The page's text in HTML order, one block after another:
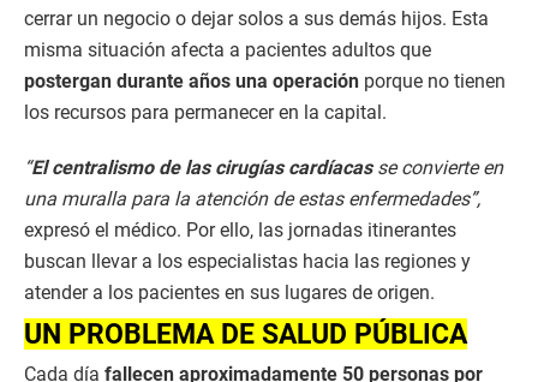
cerrar un negocio o dejar solos a sus demás hijos. Esta
misma situación afecta a pacientes adultos que
postergan durante años una operación porque no tienen
los recursos para permanecer en la capital.
“El centralismo de las cirugías cardíacasse convierte en
una muralla para la atención de estas enfermedades”,
expresó el médico. Por ello, las jornadas itinerantes
buscan llevar a los especialistas hacia las regiones y
atender a los pacientes en sus lugares de origen.
UN PROBLEMA DE SALUD PÚBLICA
Cada día fallecen aproximadamente 50 personas por